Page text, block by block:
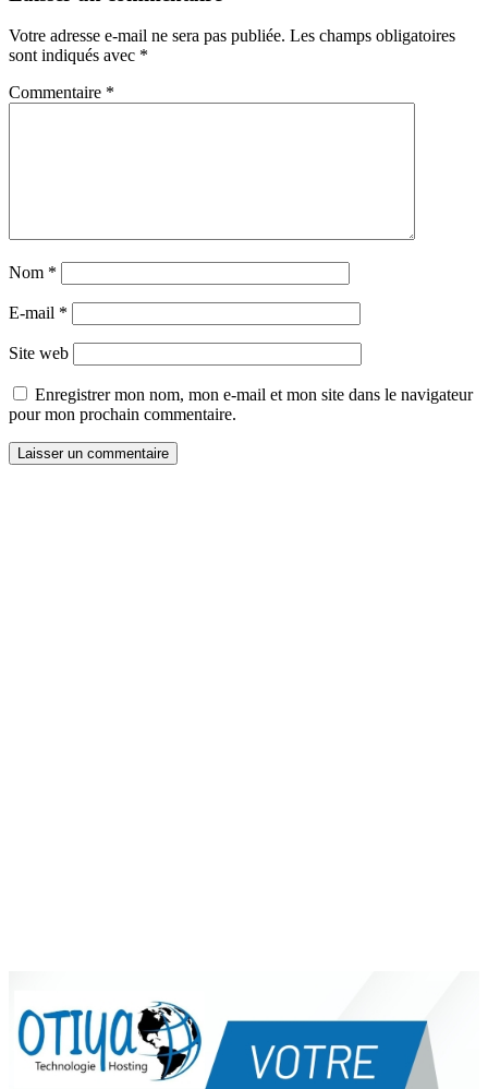
Votre adresse e-mail ne sera pas publiée. Les champs obligatoires
sont indiqués avec *
Commentaire *
Nom *
E-mail *
Site web
Enregistrer mon nom, mon e-mail et mon site dans le navigateur
pour mon prochain commentaire.